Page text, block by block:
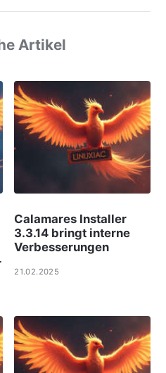
Artikel
Calamares Installer
3.3.14 bringt interne
Verbesserungen
21.02.2025